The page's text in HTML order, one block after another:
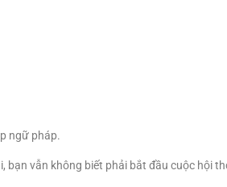
ngữ pháp.
bạn vẫn không biết phải bắt đầu cuộc hội